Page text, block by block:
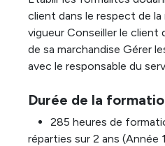
client dans le respect de
vigueur Conseiller le client
de sa marchandise Gérer
avec le responsable du
Durée de la
285 heures de
réparties sur 2 ans (Année